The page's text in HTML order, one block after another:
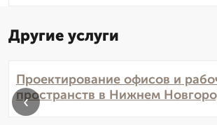
Другие услуги
Проектирование офисов и
пространств в Нижнем
‹